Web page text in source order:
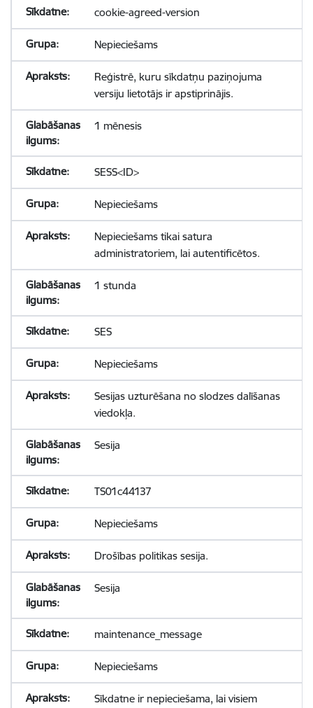
cookie-agreed-version
Nepieciešams
Reģistrē, kuru sīkdatņu paziņojuma
versiju lietotājs ir apstiprinājis.
1 mēnesis
SESS<ID>
Nepieciešams
Nepieciešams tikai satura
administratoriem, lai autentificētos.
1 stunda
SES
Nepieciešams
Sesijas uzturēšana no slodzes dalīšanas
viedokļa.
Sesija
TS01c44137
Nepieciešams
Drošības politikas sesija.
Sesija
maintenance_message
Nepieciešams
Sīkdatne ir nepieciešama, lai visiem